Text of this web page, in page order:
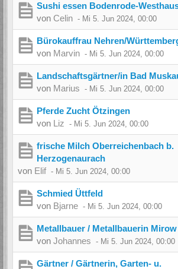
Sushi essen Bodenrode-
von Celin - Mi 5. Jun 2024, 00:00
Bürokauffrau Nehren/
von Marvin - Mi 5. Jun 2024, 00:00
Landschaftsgärtner/in Bad
von Marius - Mi 5. Jun 2024, 00:00
Pferde Zucht Ötzingen
von Liz - Mi 5. Jun 2024, 00:00
frische Milch Oberreichenbach b.
Herzogenaurach
von Elif - Mi 5. Jun 2024, 00:00
Schmied Üttfeld
von Bjarne - Mi 5. Jun 2024, 00:00
Metallbauer / Metallbauerin Mirow
von Johannes - Mi 5. Jun 2024, 00:00
Gärtner / Gärtnerin, Garten- u.